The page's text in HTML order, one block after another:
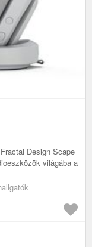
Design Scape
világába a